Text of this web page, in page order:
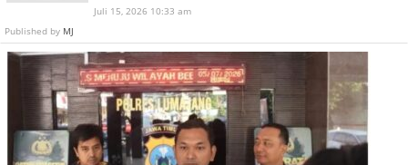
Juli 15, 2026 10:33 am
Published by MJ